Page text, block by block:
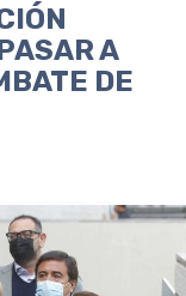
A
DE